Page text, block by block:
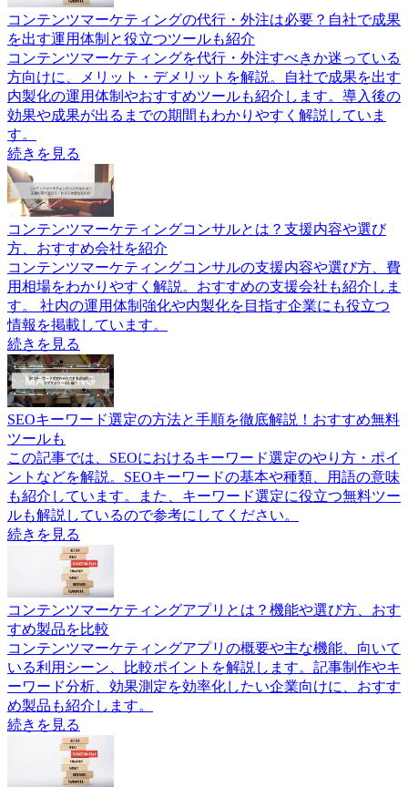
コンテンツマーケティングの代行・外注は必要？自社で成果
を出す運用体制と役立つツールも紹介
コンテンツマーケティングを代行・外注すべきか迷っている
方向けに、メリット・デメリットを解説。自社で成果を出す
内製化の運用体制やおすすめツールも紹介します。導入後の
効果や成果が出るまでの期間もわかりやすく解説していま
す。
続きを見る
コンテンツマーケティングコンサルとは？支援内容や選び
方、おすすめ会社を紹介
コンテンツマーケティングコンサルの支援内容や選び方、費
用相場をわかりやすく解説。おすすめの支援会社も紹介しま
す。 社内の運用体制強化や内製化を目指す企業にも役立つ
情報を掲載しています。
続きを見る
SEOキーワード選定の方法と手順を徹底解説！おすすめ無料
ツールも
この記事では、SEOにおけるキーワード選定のやり方・ポイ
ントなどを解説。SEOキーワードの基本や種類、用語の意味
も紹介しています。また、キーワード選定に役立つ無料ツー
ルも解説しているので参考にしてください。
続きを見る
コンテンツマーケティングアプリとは？機能や選び方、おす
すめ製品を比較
コンテンツマーケティングアプリの概要や主な機能、向いて
いる利用シーン、比較ポイントを解説します。記事制作やキ
ーワード分析、効果測定を効率化したい企業向けに、おすす
め製品も紹介します。
続きを見る